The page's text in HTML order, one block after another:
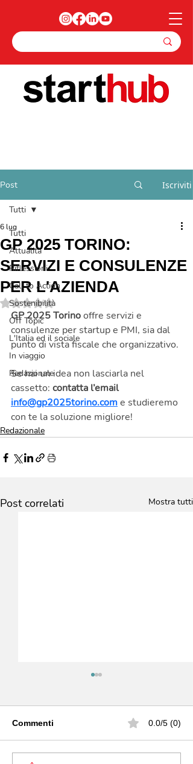
Post Iscriviti
Tutti
Attualità
Riflessioni
Call to Action
Sostenibilità
Off Topic
L'Italia ed il sociale
In viaggio
Redazionale
Tutti
GP 2025 TORINO:
SERVIZI E CONSULENZE
PER L'AZIENDA
6 lug
Valutazione NaN stelle su 5.
GP 2025 Torino offre servizi e
consulenze per startup e PMI, sia dal
punto di vista fiscale che organizzativo.
Se hai un idea non lasciarla nel
cassetto: contatta l’email
info@gp2025torino.com e studieremo
con te la soluzione migliore!
Redazionale
Post correlati Mostra tutti
Commenti 0.0/5 (0)